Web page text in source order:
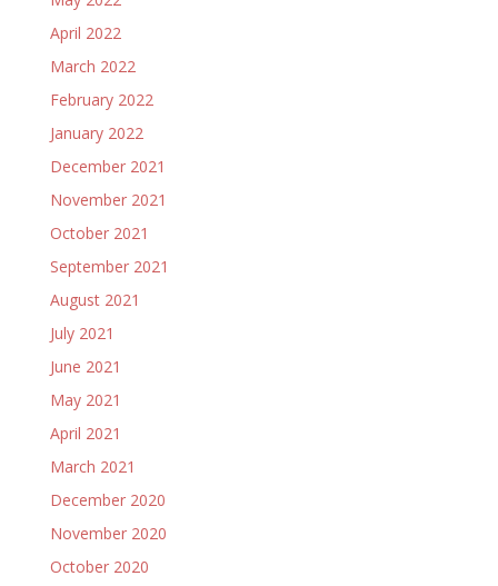
April 2022
March 2022
February 2022
January 2022
December 2021
November 2021
October 2021
September 2021
August 2021
July 2021
June 2021
May 2021
April 2021
March 2021
December 2020
November 2020
October 2020